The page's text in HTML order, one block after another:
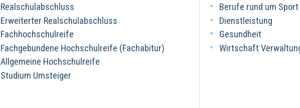
Realschulabschluss
Erweiterter Realschulabschluss
Fachhochschulreife
Fachgebundene Hochschulreife (Fachabitur)
Allgemeine Hochschulreife
Studium Umsteiger
Berufe rund um
Dienstleistung
Gesundheit
Wirtschaft